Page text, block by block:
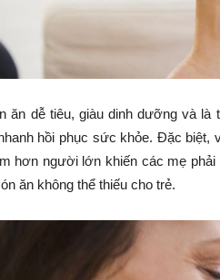
ăn dễ tiêu, giàu dinh dưỡng và
hồi phục sức khỏe. Đặc biệt,
hơn người lớn khiến các mẹ
ăn không thể thiếu cho trẻ.